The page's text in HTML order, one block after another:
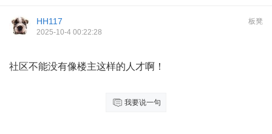
板凳
HH117
2025-10-4 00:22:28
社区不能没有像楼主这样的人才啊！
我要说一句